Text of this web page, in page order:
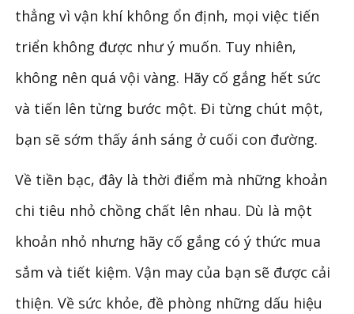
thẳng vì vận khí không ổn định, mọi việc tiến
triển không được như ý muốn. Tuy nhiên,
không nên quá vội vàng. Hãy cố gắng hết sức
và tiến lên từng bước một. Đi từng chút một,
bạn sẽ sớm thấy ánh sáng ở cuối con đường.
Về tiền bạc, đây là thời điểm mà những khoản
chi tiêu nhỏ chồng chất lên nhau. Dù là một
khoản nhỏ nhưng hãy cố gắng có ý thức mua
sắm và tiết kiệm. Vận may của bạn sẽ được cải
thiện. Về sức khỏe, đề phòng những dấu hiệu